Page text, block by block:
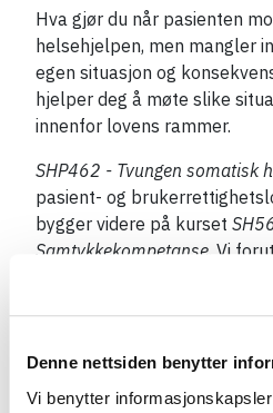
Denne nettsiden benytter
Vi benytter
Hva gjør du når pasienten
helsehjelpen, men mangler
egen situasjon og
hjelper deg å møte slike
innenfor lovens rammer.
SHP462 - Tvungen somatisk
pasient- og
bygger videre på kurset
Samtykkekompetanse . Vi
tatt dette og kjenner
Læringsmål
Etter endt kurs skal